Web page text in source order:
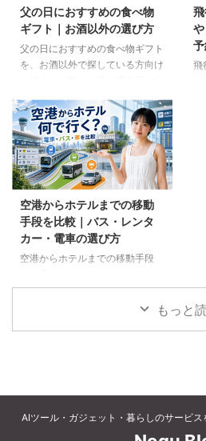
父の日におすすめの食べ物
ギフト｜お酒以外の選び方
父の日におすすめの食べ物ギフト
を、お酒以外で探している方向け
など、父の好みに合わせた選び方
と注意点を解説します。
飛
空港からホテルまでの移動
手段を比較｜バス・レンタ
カー・電車の選び方
空港からホテルまでの移動手段
ス、タクシー、レンタカーで比較
します。料金、荷物、人数、到着もっと
AIツール・ガジェット・暮らしのサービ